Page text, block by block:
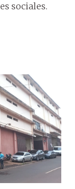
sociales.